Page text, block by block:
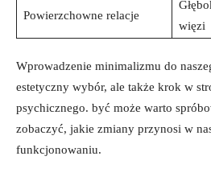
Powierzchowne relacje
więzi
Wprowadzenie minimalizmu do
estetyczny wybór, ale także krok w
psychicznego. być może warto
zobaczyć, jakie zmiany przynosi w
funkcjonowaniu.